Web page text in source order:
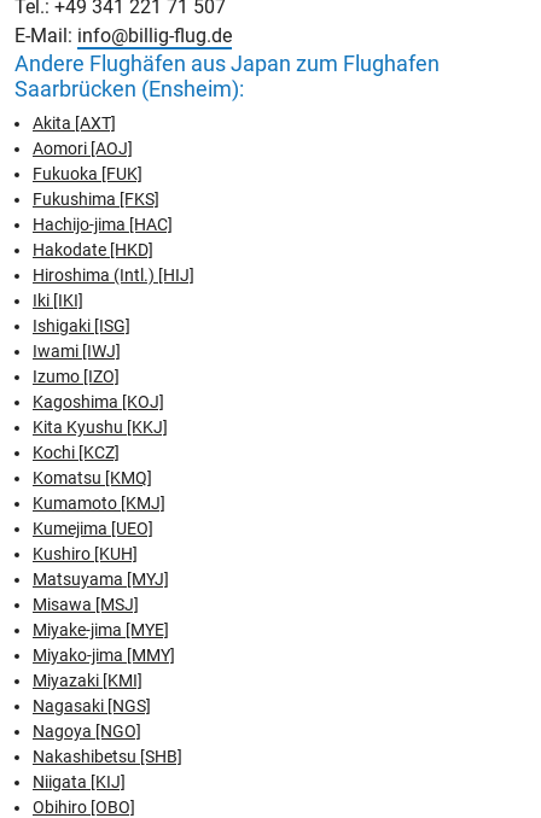
Tel.: +49 341 221 71 507
E-Mail: info@billig-flug.de
Andere Flughäfen aus Japan zum Flughafen
Saarbrücken (Ensheim):
Akita [AXT]
Aomori [AOJ]
Fukuoka [FUK]
Fukushima [FKS]
Hachijo-jima [HAC]
Hakodate [HKD]
Hiroshima (Intl.) [HIJ]
Iki [IKI]
Ishigaki [ISG]
Iwami [IWJ]
Izumo [IZO]
Kagoshima [KOJ]
Kita Kyushu [KKJ]
Kochi [KCZ]
Komatsu [KMQ]
Kumamoto [KMJ]
Kumejima [UEO]
Kushiro [KUH]
Matsuyama [MYJ]
Misawa [MSJ]
Miyake-jima [MYE]
Miyako-jima [MMY]
Miyazaki [KMI]
Nagasaki [NGS]
Nagoya [NGO]
Nakashibetsu [SHB]
Niigata [KIJ]
Obihiro [OBO]